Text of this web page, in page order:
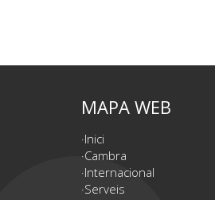
MAPA WEB
Inici
Cambra
Internacional
Serveis